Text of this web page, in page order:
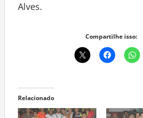
Alves.
Compartilhe isso:
Relacionado